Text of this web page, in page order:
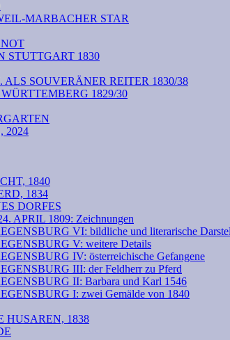
MARBACHER STAR
STUTTGART 1830
SOUVERÄNER REITER 1830/38
1829/30
2024
1840
1834
DORFES
APRIL 1809: Zeichnungen
VI: bildliche und literarische
V: weitere Details
IV: österreichische Gefangene
III: der Feldherr zu Pferd
II: Barbara und Karl 1546
I: zwei Gemälde von 1840
HUSAREN, 1838